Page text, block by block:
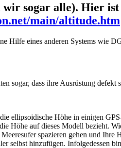
wir sogar alle). Hier
main/altitude.htm
Hilfe eines anderen Systems wie
sogar, dass ihre Ausrüstung defekt
ellipsoidische Höhe in einigen
Höhe auf dieses Modell bezieht.
spazieren gehen und Ihre
selbst hinzufügen. Infolgedessen